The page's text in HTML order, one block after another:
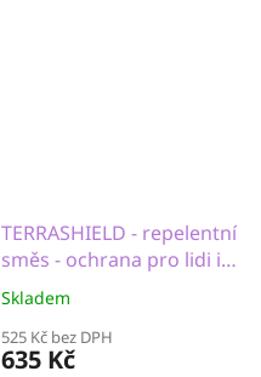
TERRASHIELD - repelentní
směs - ochrana pro lidi i
zvířata
Skladem
525 Kč bez DPH
635 Kč